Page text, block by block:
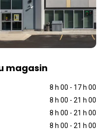
magasin
8 h 00 - 17 h 00
8 h 00 - 21 h 00
8 h 00 - 21 h 00
8 h 00 - 21 h 00